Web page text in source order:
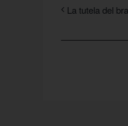
La tutela del